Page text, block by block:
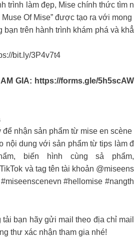
trình làm đẹp, Mise chính thức tìm n
Of Mise” được tạo ra với mong
bạn trên hành trình khám phá và khẳ
bit.ly/3P4v7t4
GIA: https://forms.gle/5h5scAW
để nhận sản phẩm từ mise en scène
nội dung với sản phẩm từ tips làm đ
biến hình cùng sả phẩm,
và tag tên tài khoản @miseens
#hellomise #nangth
bạn hãy gửi mail theo địa chỉ mail
thư xác nhận tham gia nhé!